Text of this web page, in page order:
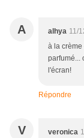
A alhya 11/
à la crème
parfumé...
l'écran!
Répondre
V veronica